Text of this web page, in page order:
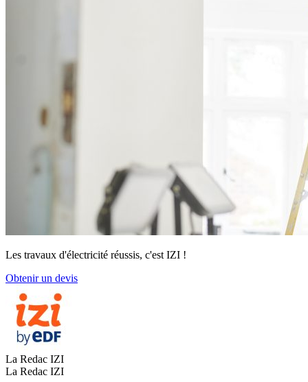
Les travaux d'électricité réussis, c'est IZI !
Obtenir un devis
La Redac IZI
La Redac IZI